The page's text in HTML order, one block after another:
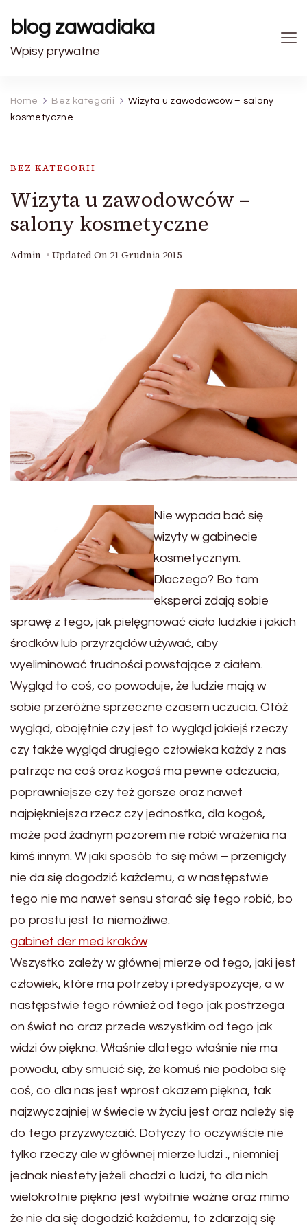
blog zawadiaka
Wpisy prywatne
Home Bez kategorii
Wizyta u zawodowców – salony
kosmetyczne
BEZ KATEGORII
Wizyta u zawodowców –
salony kosmetyczne
Admin Updated On 21 Grudnia 2015
Nie wypada bać się
wizyty w gabinecie
kosmetycznym.
Dlaczego? Bo tam
eksperci zdają sobie
sprawę z tego, jak pielęgnować ciało ludzkie i jakich
środków lub przyrządów używać, aby
wyeliminować trudności powstające z ciałem.
Wygląd to coś, co powoduje, że ludzie mają w
sobie przeróżne sprzeczne czasem uczucia. Otóż
wygląd, obojętnie czy jest to wygląd jakiejś rzeczy
czy także wygląd drugiego człowieka każdy z nas
patrząc na coś oraz kogoś ma pewne odczucia,
poprawniejsze czy też gorsze oraz nawet
najpiękniejsza rzecz czy jednostka, dla kogoś,
może pod żadnym pozorem nie robić wrażenia na
kimś innym. W jaki sposób to się mówi – przenigdy
nie da się dogodzić każdemu, a w następstwie
tego nie ma nawet sensu starać się tego robić, bo
po prostu jest to niemożliwe.
gabinet der med kraków
Wszystko zależy w głównej mierze od tego, jaki jest
człowiek, które ma potrzeby i predyspozycje, a w
następstwie tego również od tego jak postrzega
on świat no oraz przede wszystkim od tego jak
widzi ów piękno. Właśnie dlatego właśnie nie ma
powodu, aby smucić się, że komuś nie podoba się
coś, co dla nas jest wprost okazem piękna, tak
najzwyczajniej w świecie w życiu jest oraz należy się
do tego przyzwyczaić. Dotyczy to oczywiście nie
tylko rzeczy ale w głównej mierze ludzi ., niemniej
jednak niestety jeżeli chodzi o ludzi, to dla nich
wielokrotnie piękno jest wybitnie ważne oraz mimo
że nie da się dogodzić każdemu, to zdarzają się